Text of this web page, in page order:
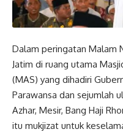
Dalam peringatan Malam
Jatim di ruang utama
(MAS) yang dihadiri
Parawansa dan sejumlah
Azhar, Mesir, Bang Haji
itu mukjizat untuk